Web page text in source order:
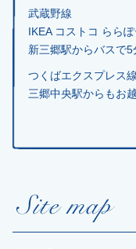
武蔵野線
IKEA コストコ らら
新三郷駅からバスで5
つくばエクスプレス線
三郷中央駅からもお